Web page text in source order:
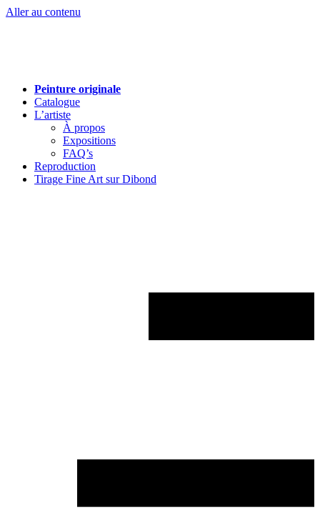
Aller au contenu
Peinture originale
Catalogue
L’artiste
À propos
Expositions
FAQ’s
Reproduction
Tirage Fine Art sur Dibond